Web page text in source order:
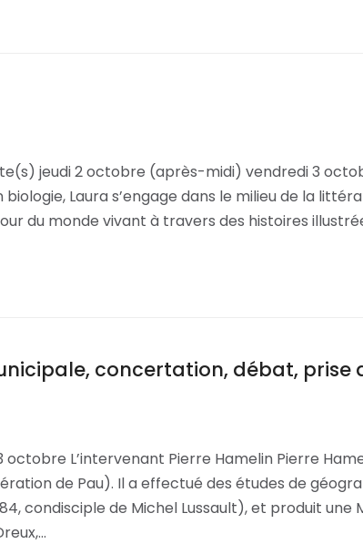
jeudi 2 octobre (après-midi) vendredi 3
Laura s’engage dans le milieu de la
du monde vivant à travers des histoires
concertation, débat, prise
L’intervenant Pierre Hamelin Pierre
de Pau). Il a effectué des études de
condisciple de Michel Lussault), et produit une